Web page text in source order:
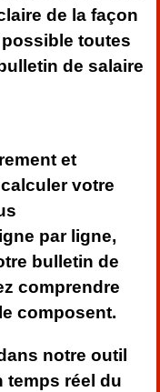
de la façon
toutes
de salaire
et
votre
par ligne,
bulletin de
comprendre
composent.
notre outil
temps réel du